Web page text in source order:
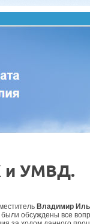
и УМВД.
Владимир
обсуждены все